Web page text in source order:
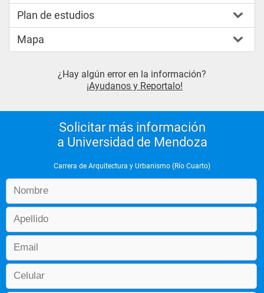
Plan de estudios
Mapa
¿Hay algún error en la información?
¡Ayudanos y Reportalo!
Solicitar más información
a Universidad de Mendoza
Carrera de Arquitectura y Urbanismo (Río Cuarto)